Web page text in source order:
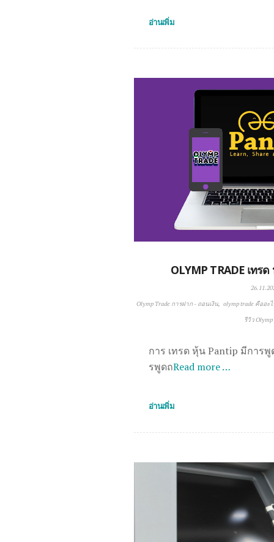
อ่านเพิ่ม
OLYMP TRADE เทร
Olymp Trade การฝาก - ถอนเงิน
olymp trade คืออะไ
รีวิว Olymp
การ เทรด หุ้น Pantip มีการ
รพูดถRead more …
อ่านเพิ่ม